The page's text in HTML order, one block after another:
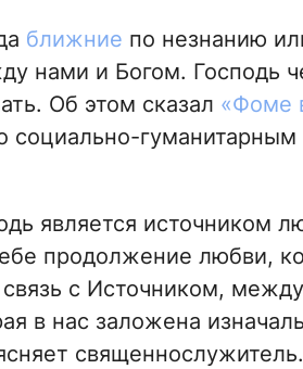
ближние по незнанию
нами и Богом. Господь
Об этом сказал «Фоме
социально-
является источником
продолжение любви,
с Источником,
в нас заложена
священнослужитель.